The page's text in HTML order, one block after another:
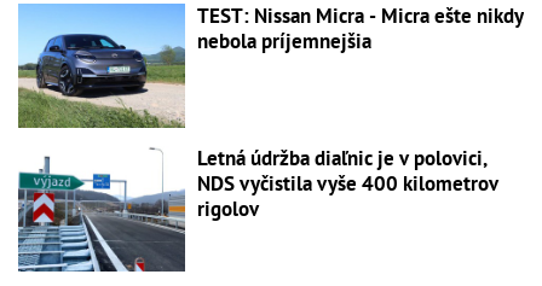
TEST: Nissan Micra - Micra ešte nikdy
nebola príjemnejšia
Letná údržba diaľnic je v polovici,
NDS vyčistila vyše 400 kilometrov
rigolov